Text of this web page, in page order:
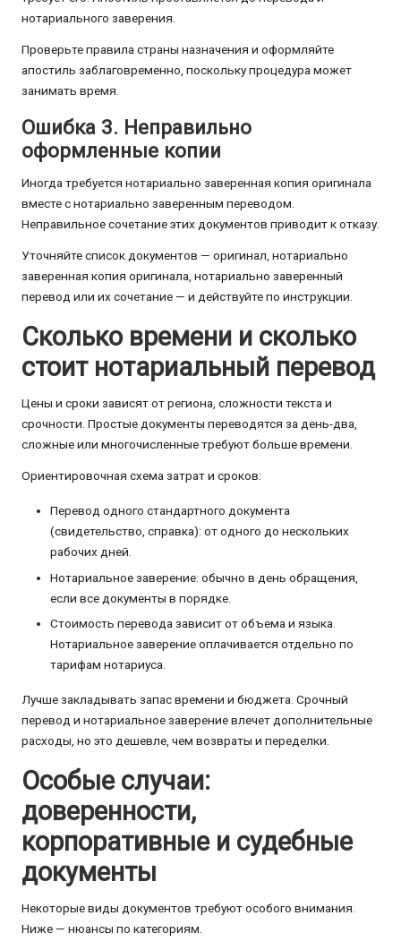
нотариального заверения.
Проверьте правила страны назначения и оформляйте
апостиль заблаговременно, поскольку процедура может
занимать время.
Ошибка 3. Неправильно
оформленные копии
Иногда требуется нотариально заверенная копия оригинала
вместе с нотариально заверенным переводом.
Неправильное сочетание этих документов приводит к отказу.
Уточняйте список документов — оригинал, нотариально
заверенная копия оригинала, нотариально заверенный
перевод или их сочетание — и действуйте по инструкции.
Сколько времени и сколько
стоит нотариальный перевод
Цены и сроки зависят от региона, сложности текста и
срочности. Простые документы переводятся за день-два,
сложные или многочисленные требуют больше времени.
Ориентировочная схема затрат и сроков:
Перевод одного стандартного документа
(свидетельство, справка): от одного до нескольких
рабочих дней.
Нотариальное заверение: обычно в день обращения,
если все документы в порядке.
Стоимость перевода зависит от объема и языка.
Нотариальное заверение оплачивается отдельно по
тарифам нотариуса.
Лучше закладывать запас времени и бюджета. Срочный
перевод и нотариальное заверение влечет дополнительные
расходы, но это дешевле, чем возвраты и переделки.
Особые случаи:
доверенности,
корпоративные и судебные
документы
Некоторые виды документов требуют особого внимания.
Ниже — нюансы по категориям.